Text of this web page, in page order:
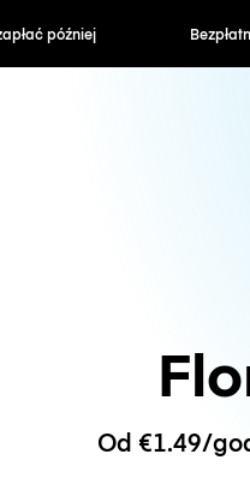
później
Od €1.49/